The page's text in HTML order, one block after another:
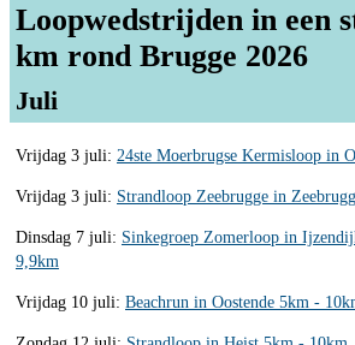
Loopwedstrijden in een
km rond Brugge 2026
Juli
Vrijdag 3 juli: 24ste Moerbrugse Kermisloop in
Vrijdag 3 juli: Strandloop Zeebrugge in
Dinsdag 7 juli: Sinkegroep Zomerloop in
9,9km
Vrijdag 10 juli: Beachrun in Oostende 5km -